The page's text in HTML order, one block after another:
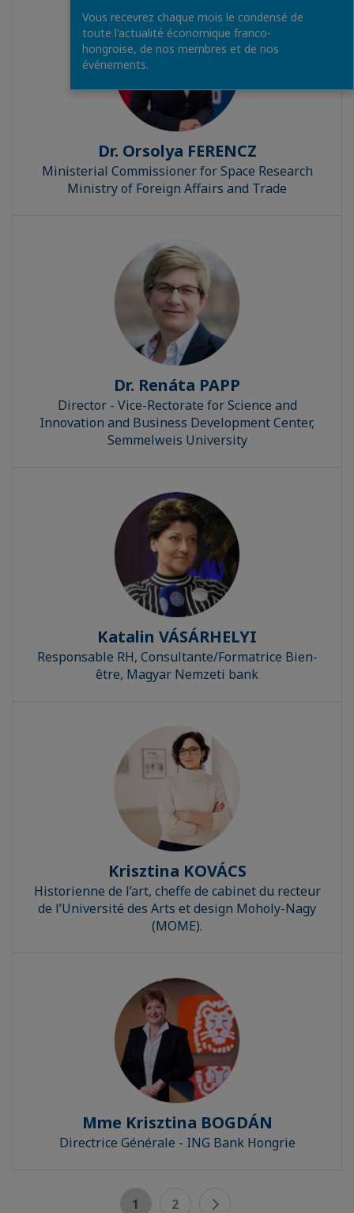
Dr. Orsolya FERENCZ
Ministerial Commissioner for Space Research
Ministry of Foreign Affairs and Trade
Dr. Renáta PAPP
Director - Vice-Rectorate for Science and
Innovation and Business Development Center,
Semmelweis University
Katalin VÁSÁRHELYI
Responsable RH, Consultante/Formatrice Bien-
être, Magyar Nemzeti bank
Krisztina KOVÁCS
Historienne de l’art, cheffe de cabinet du recteur
de l’Université des Arts et design Moholy-Nagy
(MOME).
Mme Krisztina BOGDÁN
Directrice Générale - ING Bank Hongrie
1 2
Vous recevrez chaque mois le condensé de
toute l'actualité économique franco-
hongroise, de nos membres et de nos
événements.